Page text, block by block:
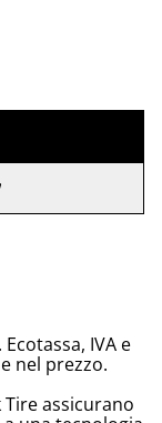
IVA e
nel prezzo.
assicurano